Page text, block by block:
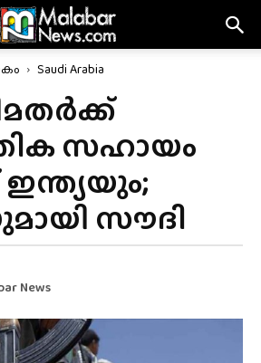
Saudi Arabia
സഹായം
സൗദി
News